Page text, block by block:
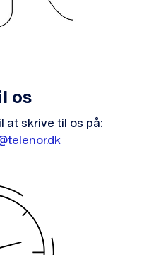
os
at skrive til os på: